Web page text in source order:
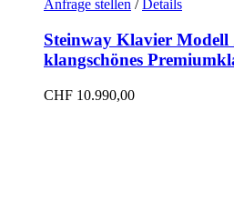
Anfrage stellen / Details
Steinway Klavier Modell
klangschönes
CHF 10.990,00